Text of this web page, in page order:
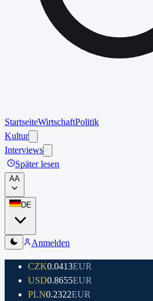
StartseiteWirtschaftPolitik
Kultur
Interviews
Später lesen
AA
DE
Anmelden
CZK0.0413EUR
USD0.8655EUR
PLN0.2322EUR